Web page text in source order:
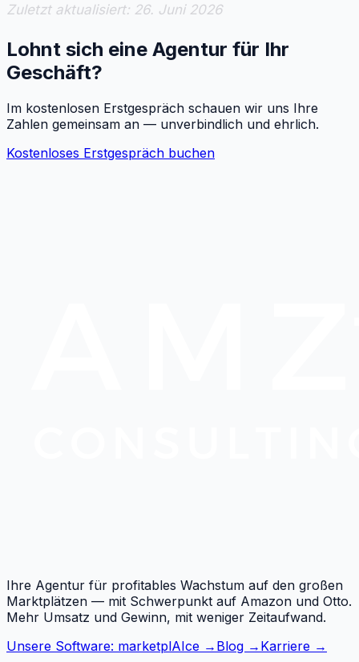
Zuletzt aktualisiert: 26. Juni 2026
Lohnt sich eine Agentur für Ihr
Geschäft?
Im kostenlosen Erstgespräch schauen wir uns Ihre
Zahlen gemeinsam an — unverbindlich und ehrlich.
Kostenloses Erstgespräch buchen
Ihre Agentur für profitables Wachstum auf den großen
Marktplätzen — mit Schwerpunkt auf Amazon und Otto.
Mehr Umsatz und Gewinn, mit weniger Zeitaufwand.
Unsere Software: marketplAIce → Blog → Karriere →